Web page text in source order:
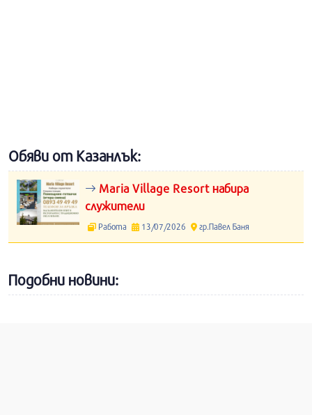
Обяви от Казанлък:
Maria Village Resort набира
служители
Работа 13/07/2026 гр.Павел Баня
Подобни новини: